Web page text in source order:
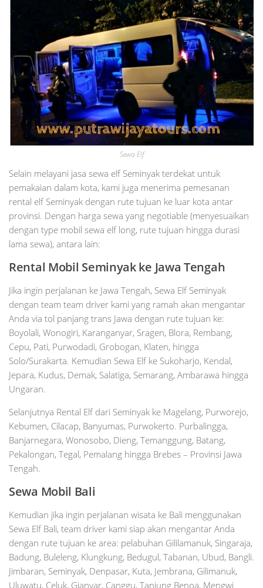
Sewa Elf
Selain melayani jasa sewa elf Seminyak terdekat untuk
pemakaian dalam kota, kami juga menerima pemesanan
rental elf Seminyak dengan rute tujuan ke luar kota antar
provinsi. Dengan harga sewa yang negotiable (menyesuaikan
dengan type mobil sewa elf long, rute tujuan hingga durasi
lama sewa), antara lain:
Rental Mobil Seminyakke Jawa Tengah
Jika ingin perjalanan ke Jawa Tengah, Sewa Elf Seminyak
dengan team team driver kami yang ramah akan mengantar
Anda via tol panjang trans Jawa dengan rute tujuan ke:
Boyolali, Wonogiri, Karanganyar, Sragen, Blora, Rembang,
Cepu, Pati, Purwodadi, Grobogan, Klaten, hingga
Solo/Surakarta. Kemudian Sewa Elf ke Sukoharjo, Kendal,
Jepara, Kudus, Demak, Salatiga, Semarang, Ambarawa hingga
Ungaran.
Selanjutnya Rental Elf dari Seminyak ke Magelang, Purworejo,
Kebumen, Cilacap, Banyumas, Purwokerto. Purbalingga,
Banjarnegara, Wonosobo, Dieng, Temanggung, Batang,
Pekalongan, Tegal, Pemalang hingga Brebes – Provinsi Jawa
Tengah.
Sewa Mobil Bali
Kemudian jika ingin perjalanan wisata ke Bali menggunakan
Sewa Elf Bali, team driver kami siap akan mengantar Anda
dengan rute tujuan ke area: pelabuhan Gililamanuk, Singaraja,
Badung, Buleleng, Klungkung, Bedugul, Tabanan, Ubud, Bangli.
Jimbaran, Seminyak, Denpasar, Kuta, Jembrana, Gilimanuk,
Uluwatu, Celuk, Gianyar, Canggu, Tanjung Benoa, Mengwi